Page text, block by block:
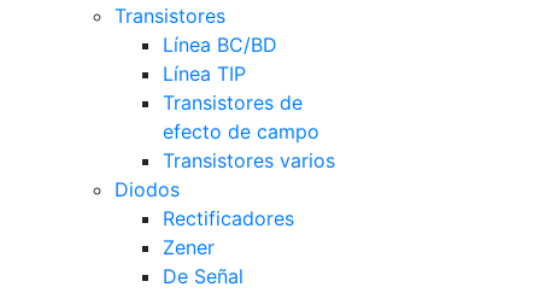
Transistores
Línea BC/BD
Línea TIP
Transistores de
efecto de campo
Transistores varios
Diodos
Rectificadores
Zener
De Señal